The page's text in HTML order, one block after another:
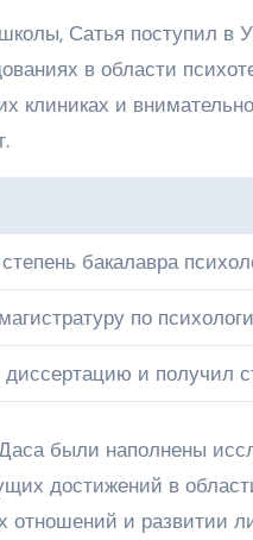
Сатья поступил в
в области
клиниках и
бакалавра
по
и получил
были наполнены
достижений в
и развитии